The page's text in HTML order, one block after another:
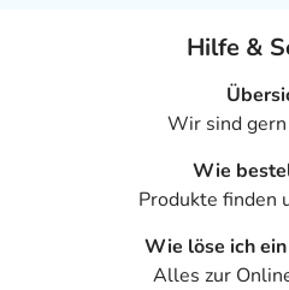
Hilfe &
Wir sind
Wie
Produkte finden
Wie löse ich
Alles zur